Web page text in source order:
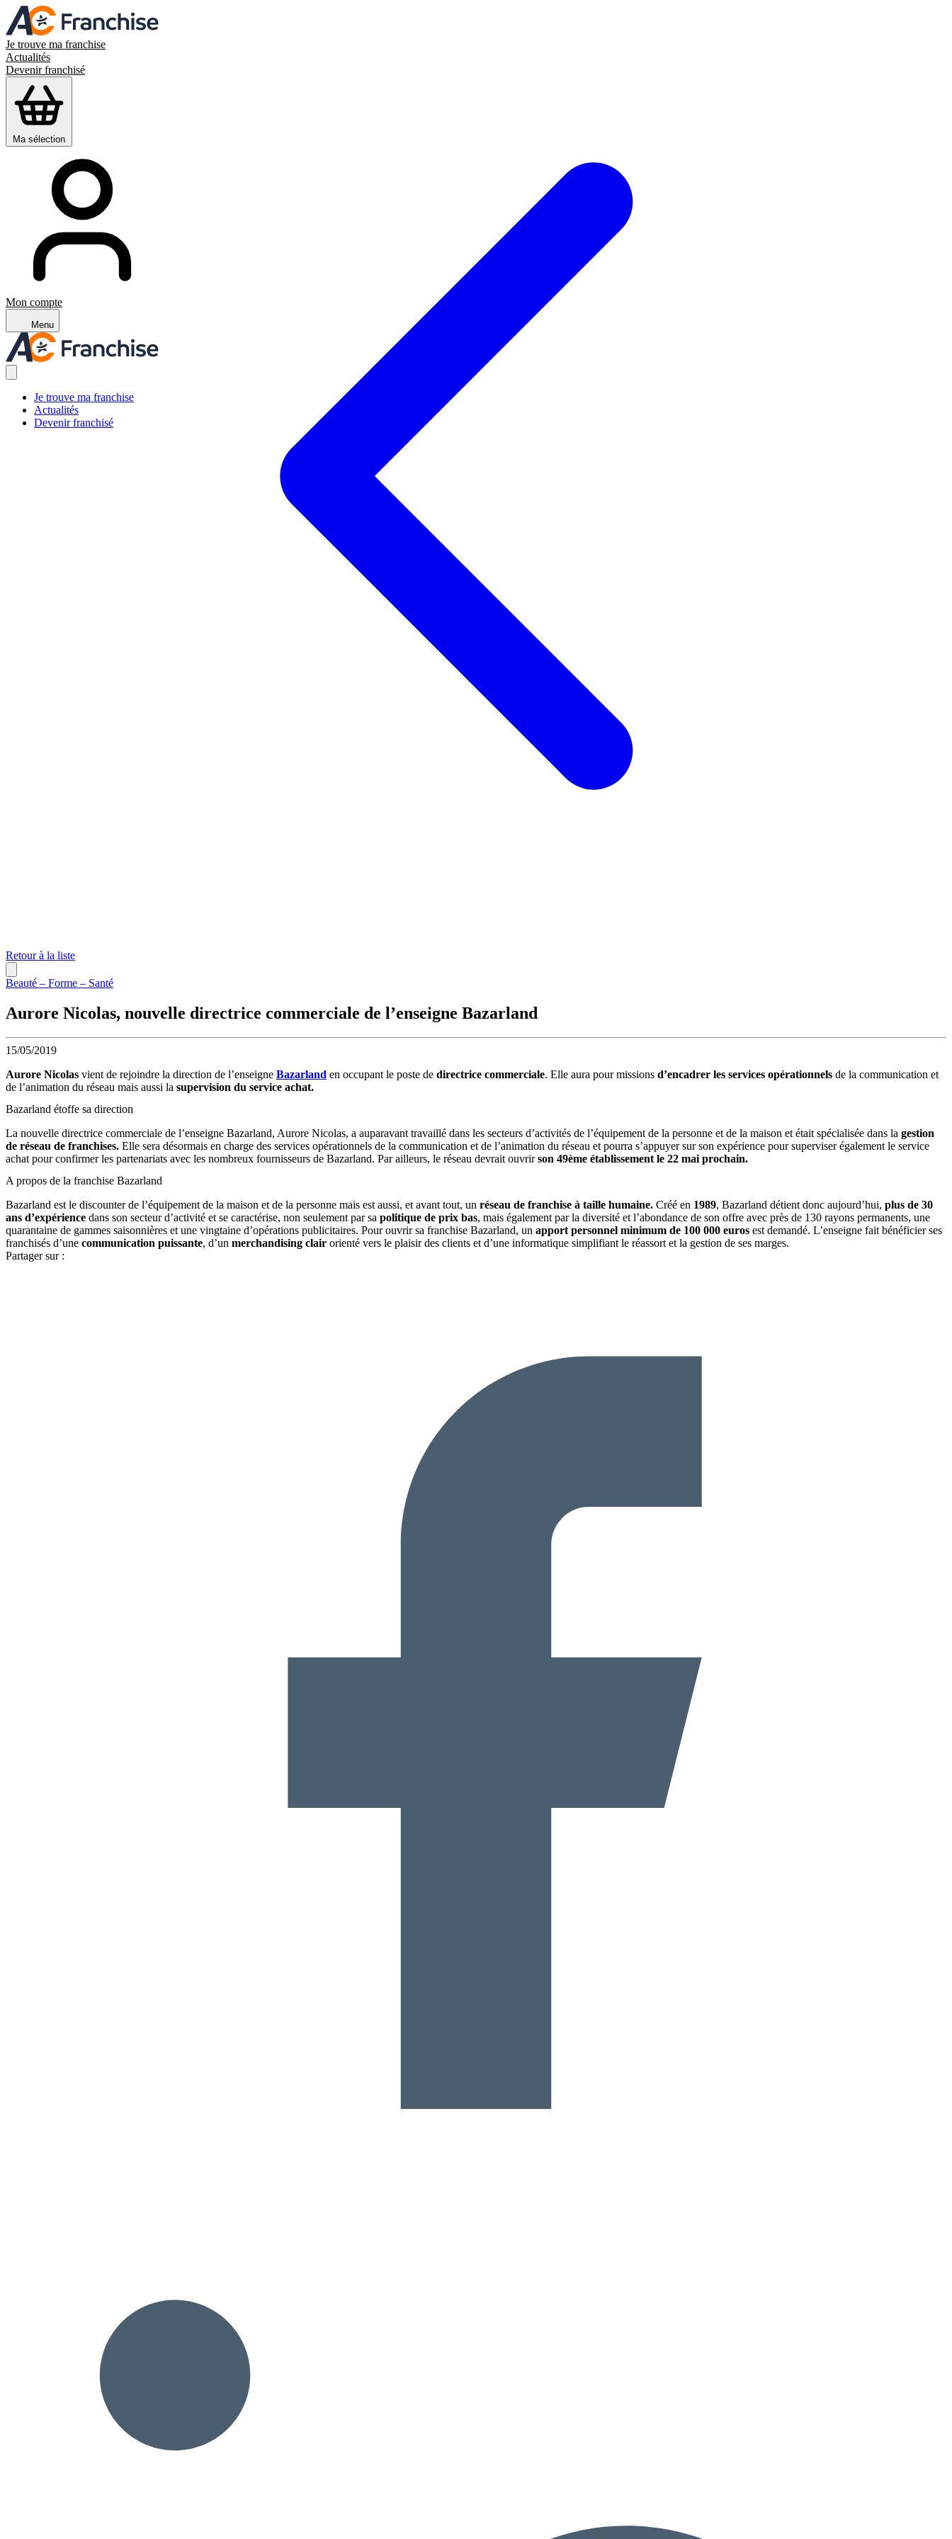
Je trouve ma franchise
Actualités
Devenir franchisé
Ma sélection
Mon compte
Menu
Je trouve ma franchise
Actualités
Devenir franchisé
Retour à la liste
Beauté – Forme – Santé
Aurore Nicolas, nouvelle directrice commerciale de l’enseigne Bazarland
15/05/2019
Aurore Nicolas vient de rejoindre la direction de l’enseigne Bazarland en occupant le poste de directrice commerciale. Elle aura pour missions d’encadrer les services opérationnels de la communication et
de l’animation du réseau mais aussi la supervision du service achat.
Bazarland étoffe sa direction
La nouvelle directrice commerciale de l’enseigne Bazarland, Aurore Nicolas, a auparavant travaillé dans les secteurs d’activités de l’équipement de la personne et de la maison et était spécialisée dans la gestion
de réseau de franchises. Elle sera désormais en charge des services opérationnels de la communication et de l’animation du réseau et pourra s’appuyer sur son expérience pour superviser également le service
achat pour confirmer les partenariats avec les nombreux fournisseurs de Bazarland. Par ailleurs, le réseau devrait ouvrirson 49ème établissement le 22 mai prochain.
A propos de la franchise Bazarland
Bazarland est le discounter de l’équipement de la maison et de la personne mais est aussi, et avant tout, un réseau de franchise à taille humaine. Créé en 1989, Bazarland détient donc aujourd’hui, plus de 30
ans d’expérience dans son secteur d’activité et se caractérise, non seulement par sa politique de prix bas, mais également par la diversité et l’abondance de son offre avec près de 130 rayons permanents, une
quarantaine de gammes saisonnières et une vingtaine d’opérations publicitaires. Pour ouvrir sa franchise Bazarland, un apport personnel minimum de 100 000 euros est demandé. L’enseigne fait bénéficier ses
franchisés d’une communication puissante, d’un merchandising clair orienté vers le plaisir des clients et d’une informatique simplifiant le réassort et la gestion de ses marges.
Partager sur :